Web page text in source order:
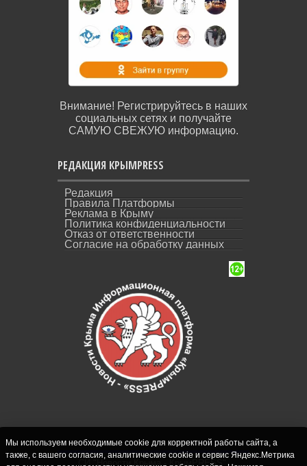
Внимание! Регистрируйтесь в наших
социальных сетях и получайте
САМУЮ СВЕЖУЮ информацию.
РЕДАКЦИЯ КРЫМPRESS
Редакция
Правила Платформы
Реклама в Крыму
Политика конфиденциальности
Отказ от ответственности
Согласие на обработку данных
СИ "Новости Крыма - КрымPRESS".
Мы используем необходимые cookie для корректной работы сайта, а
также, с вашего согласия, аналитические cookie и сервис Яндекс.Метрика